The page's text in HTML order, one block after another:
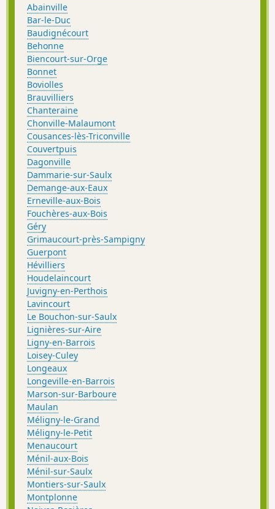
Abainville
Bar-le-Duc
Baudignécourt
Behonne
Biencourt-sur-Orge
Bonnet
Boviolles
Brauvilliers
Chanteraine
Chonville-Malaumont
Cousances-lès-Triconville
Couvertpuis
Dagonville
Dammarie-sur-Saulx
Demange-aux-Eaux
Erneville-aux-Bois
Fouchères-aux-Bois
Géry
Grimaucourt-près-Sampigny
Guerpont
Hévilliers
Houdelaincourt
Juvigny-en-Perthois
Lavincourt
Le Bouchon-sur-Saulx
Lignières-sur-Aire
Ligny-en-Barrois
Loisey-Culey
Longeaux
Longeville-en-Barrois
Marson-sur-Barboure
Maulan
Méligny-le-Grand
Méligny-le-Petit
Menaucourt
Ménil-aux-Bois
Ménil-sur-Saulx
Montiers-sur-Saulx
Montplonne